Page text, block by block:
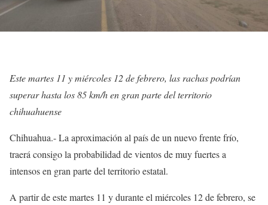
Este martes 11 y miércoles 12 de febrero, las rachas podrían
superar hasta los 85 km/h en gran parte del territorio
chihuahuense
Chihuahua.- La aproximación al país de un nuevo frente frío,
traerá consigo la probabilidad de vientos de muy fuertes a
intensos en gran parte del territorio estatal.
A partir de este martes 11 y durante el miércoles 12 de febrero, se